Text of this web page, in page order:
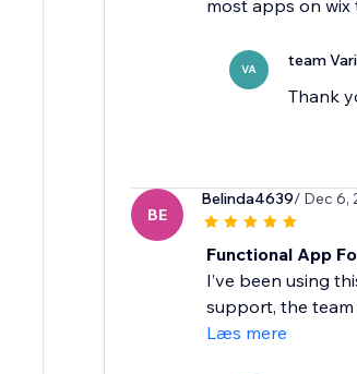
most apps on wix
VA team
Thank
BE
Belinda4639/ Dec 6,
Functional App
I’ve been using
support, the team
Læs mere